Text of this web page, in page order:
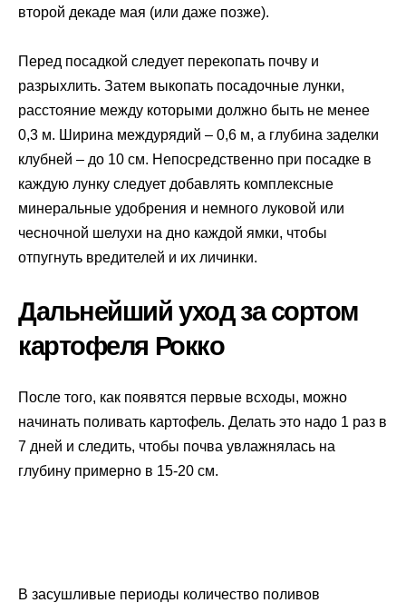
второй декаде мая (или даже позже).
Перед посадкой следует перекопать почву и
разрыхлить. Затем выкопать посадочные лунки,
расстояние между которыми должно быть не менее
0,3 м. Ширина междурядий – 0,6 м, а глубина заделки
клубней – до 10 см. Непосредственно при посадке в
каждую лунку следует добавлять комплексные
минеральные удобрения и немного луковой или
чесночной шелухи на дно каждой ямки, чтобы
отпугнуть вредителей и их личинки.
Дальнейший уход за сортом
картофеля Рокко
После того, как появятся первые всходы, можно
начинать поливать картофель. Делать это надо 1 раз в
7 дней и следить, чтобы почва увлажнялась на
глубину примерно в 15-20 см.
В засушливые периоды количество поливов